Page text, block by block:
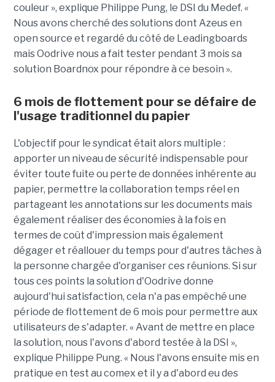
couleur », explique Philippe Pung, le DSI du Medef. «
Nous avons cherché des solutions dont Azeus en
open source et regardé du côté de Leadingboards
mais Oodrive nous a fait tester pendant 3 mois sa
solution Boardnox pour répondre à ce besoin ».
6 mois de flottement pour se défaire de
l'usage traditionnel du papier
L'objectif pour le syndicat était alors multiple :
apporter un niveau de sécurité indispensable pour
éviter toute fuite ou perte de données inhérente au
papier, permettre la collaboration temps réel en
partageant les annotations sur les documents mais
également réaliser des économies à la fois en
termes de coût d'impression mais également
dégager et réallouer du temps pour d'autres tâches à
la personne chargée d'organiser ces réunions. Si sur
tous ces points la solution d'Oodrive donne
aujourd'hui satisfaction, cela n'a pas empêché une
période de flottement de 6 mois pour permettre aux
utilisateurs de s'adapter. « Avant de mettre en place
la solution, nous l'avons d'abord testée à la DSI »,
explique Philippe Pung. « Nous l'avons ensuite mis en
pratique en test au comex et il y a d'abord eu des